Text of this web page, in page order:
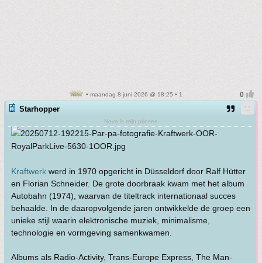
• maandag 8 juni 2026 @ 18:25 • 1
Starhopper
Nova is mijn prinses
Kraftwerk werd in 1970 opgericht in Düsseldorf door Ralf Hütter
en Florian Schneider. De grote doorbraak kwam met het album
Autobahn (1974), waarvan de titeltrack internationaal succes
behaalde. In de daaropvolgende jaren ontwikkelde de groep een
unieke stijl waarin elektronische muziek, minimalisme,
technologie en vormgeving samenkwamen.
Albums als Radio-Activity, Trans-Europe Express, The Man-